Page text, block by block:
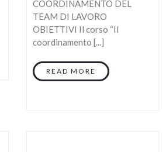
COORDINAMENTO DEL
TEAM DI LAVORO
OBIETTIVI Il corso “Il
coordinamento [...]
READ MORE